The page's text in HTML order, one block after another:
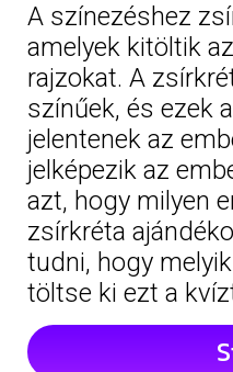
A színezéshez
amelyek kitöltik
rajzokat. A
színűek, és ezek
jelentenek az
jelképezik az
azt, hogy milyen
zsírkréta
tudni, hogy
töltse ki ezt a